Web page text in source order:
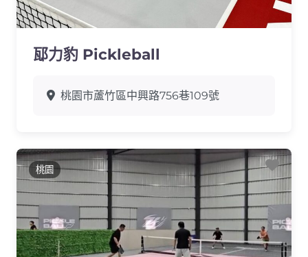
邷力豹 Pickleball
桃園市蘆竹區中興路756巷109號
桃園